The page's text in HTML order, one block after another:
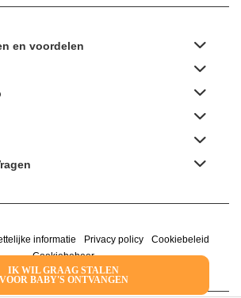
IK WIL GRAAG STALEN
VOOR BABY'S ONTVANGEN
en voordelen
informatie Privacy policy
Cookiebeleid
Cookiebeheer